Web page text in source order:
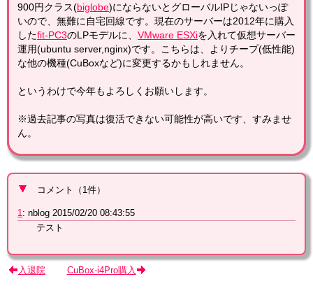
900円クラス(biglobe)にならないとグローバルIPじゃないっぽ
いので、無難に自宅回線です。現在のサーバーは2012年に購入
したfit-PC3のLPモデルに、 VMware ESXiを入れて仮想サーバー
運用(ubuntu server,nginx)です。こちらは、よりチープ(低性能)
な他の機種(CuBoxなど)に変更するかもしれません。
というわけで今年もよろしくお願いします。
※過去記事の写真は復活できない可能性が高いです、すみませ
ん。
コメント （ 1 件）
1: nblog 2015/02/20 08:43:55
テスト
入退院 CuBox-i4Pro購入